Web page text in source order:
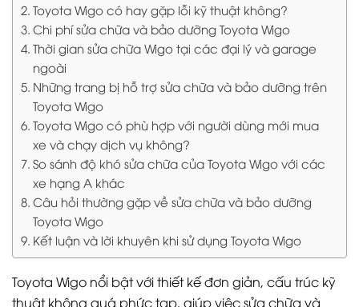
Toyota Wigo có hay gặp lỗi kỹ thuật không?
Chi phí sửa chữa và bảo dưỡng Toyota Wigo
Thời gian sửa chữa Wigo tại các đại lý và garage
ngoài
Những trang bị hỗ trợ sửa chữa và bảo dưỡng trên
Toyota Wigo
Toyota Wigo có phù hợp với người dùng mới mua
xe và chạy dịch vụ không?
So sánh độ khó sửa chữa của Toyota Wigo với các
xe hạng A khác
Câu hỏi thường gặp về sửa chữa và bảo dưỡng
Toyota Wigo
Kết luận và lời khuyên khi sử dụng Toyota Wigo
Toyota Wigo nổi bật với thiết kế đơn giản, cấu trúc kỹ
thuật không quá phức tạp, giúp việc sửa chữa và